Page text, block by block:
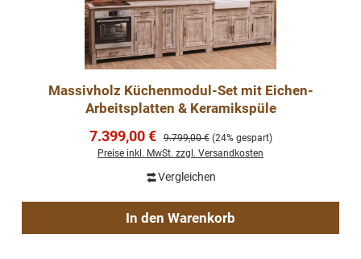
Massivholz Küchenmodul-Set mit Eichen-
Arbeitsplatten & Keramikspüle
Verkaufspreis:
7.399,00 € Regulärer Preis:
9.799,00 € (24% gespart)
Preise inkl. MwSt. zzgl. Versandkosten
Vergleichen
In den Warenkorb